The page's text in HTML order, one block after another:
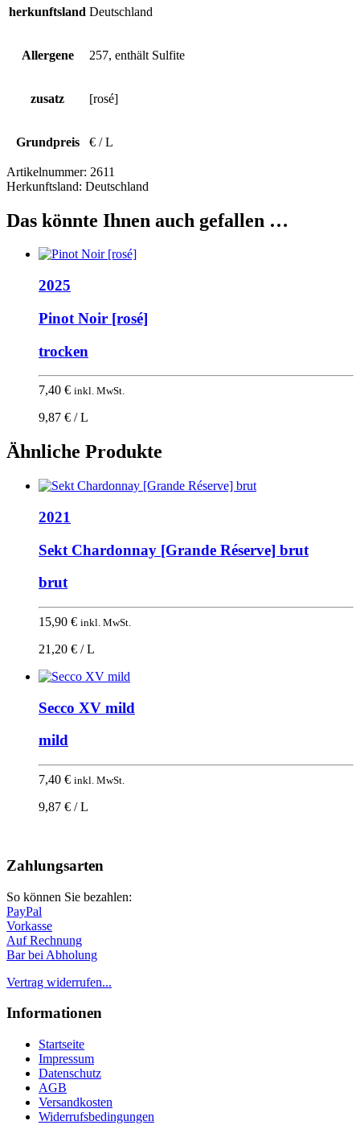
herkunftsland Deutschland
Allergene 257, enthält Sulfite
zusatz [rosé]
Grundpreis € / L
Artikelnummer: 2611
Herkunftsland: Deutschland
Das könnte Ihnen auch gefallen …
2025
Pinot Noir [rosé]
trocken
7,40 € inkl. MwSt.
9,87 € / L
Ähnliche Produkte
2021
Sekt Chardonnay [Grande Réserve] brut
brut
15,90 € inkl. MwSt.
21,20 € / L
Secco XV mild
mild
7,40 € inkl. MwSt.
9,87 € / L
oben
Zahlungsarten
So können Sie bezahlen:
PayPal
Vorkasse
Auf Rechnung
Bar bei Abholung
Vertrag widerrufen...
Informationen
Startseite
Impressum
Datenschutz
AGB
Versandkosten
Widerrufsbedingungen